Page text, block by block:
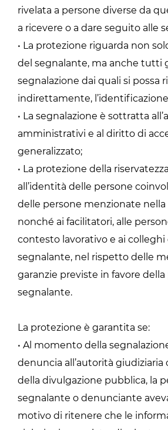
rivelata a persone diverse da
a ricevere o a dare seguito alle
• La protezione riguarda non
del segnalante, ma anche tutti
segnalazione dai quali si possa
indirettamente,
• La segnalazione è sottratta
amministrativi e al diritto di
generalizzato;
• La protezione della
all’identità delle persone
delle persone menzionate nella
nonché ai facilitatori, alle
contesto lavorativo e ai colleghi
segnalante, nel rispetto delle
garanzie previste in favore della
segnalante.
La protezione è garantita se:
• Al momento della
denuncia all’autorità giudiziaria
della divulgazione pubblica, la
segnalante o denunciante
motivo di ritenere che le